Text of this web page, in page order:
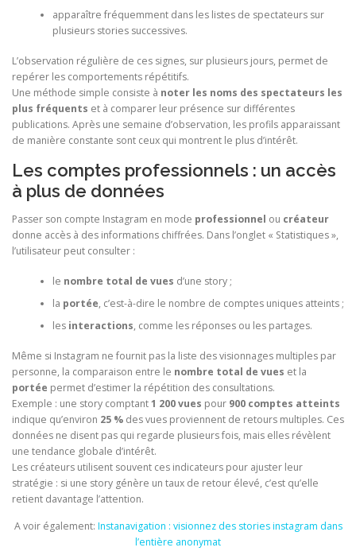
apparaître fréquemment dans les listes de spectateurs sur
plusieurs stories successives.
L’observation régulière de ces signes, sur plusieurs jours, permet de
repérer les comportements répétitifs.
Une méthode simple consiste à noter les noms des spectateurs les
plus fréquents et à comparer leur présence sur différentes
publications. Après une semaine d’observation, les profils apparaissant
de manière constante sont ceux qui montrent le plus d’intérêt.
Les comptes professionnels : un accès
à plus de données
Passer son compte Instagram en mode professionnel ou créateur
donne accès à des informations chiffrées. Dans l’onglet « Statistiques »,
l’utilisateur peut consulter :
le nombre total de vues d’une story ;
la portée, c’est-à-dire le nombre de comptes uniques atteints ;
les interactions, comme les réponses ou les partages.
Même si Instagram ne fournit pas la liste des visionnages multiples par
personne, la comparaison entre le nombre total de vues et la
portée permet d’estimer la répétition des consultations.
Exemple : une story comptant1 200 vues pour 900 comptes atteints
indique qu’environ 25 % des vues proviennent de retours multiples. Ces
données ne disent pas qui regarde plusieurs fois, mais elles révèlent
une tendance globale d’intérêt.
Les créateurs utilisent souvent ces indicateurs pour ajuster leur
stratégie : si une story génère un taux de retour élevé, c’est qu’elle
retient davantage l’attention.
A voir également: Instanavigation : visionnez des stories instagram dans
l’entière anonymat